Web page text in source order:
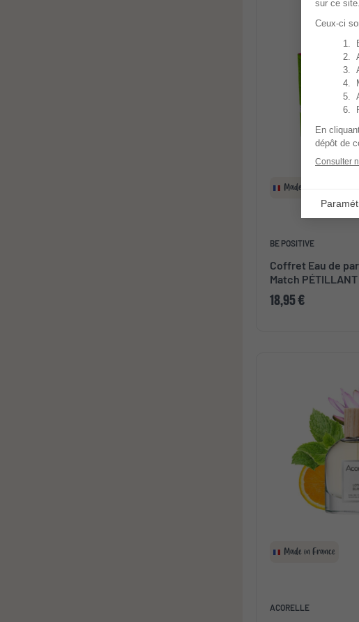
Made in France
BE POSITIVE
Coffret Eau de
Match PÉTILLANT
18,95 €
Made in France
ACORELLE